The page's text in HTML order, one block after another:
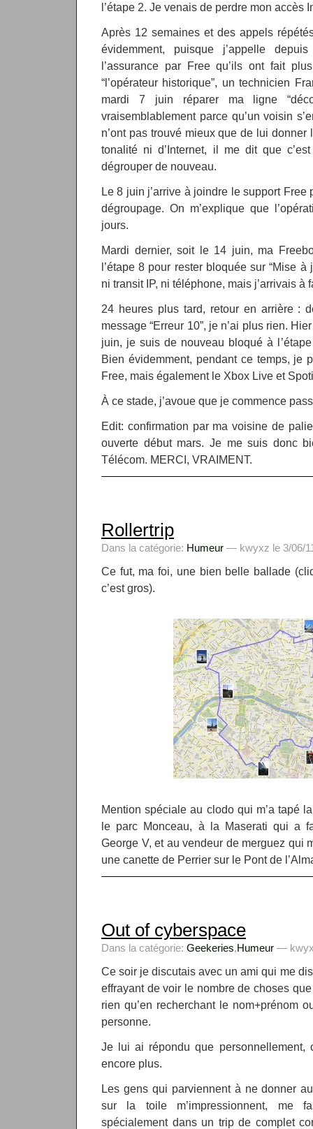
l’étape 2. Je venais de perdre mon accès
Après 12 semaines et des appels
évidemment, puisque j’appelle
l’assurance par Free qu’ils ont fait
“l’opérateur historique”, un technicien
mardi 7 juin réparer ma ligne
vraisemblablement parce qu’un voisin
n’ont pas trouvé mieux que de lui donner
tonalité ni d’Internet, il me dit que
dégrouper de nouveau.
Le 8 juin j’arrive à joindre le support Free
dégroupage. On m’explique que
jours.
Mardi dernier, soit le 14 juin, ma
l’étape 8 pour rester bloquée sur “Mise à
ni transit IP, ni téléphone, mais j’arrivais à
24 heures plus tard, retour en arrière :
message “Erreur 10”, je n’ai plus rien.
juin, je suis de nouveau bloqué à
Bien évidemment, pendant ce temps, je
Free, mais également le Xbox Live et
À ce stade, j’avoue que je commence
Edit: confirmation par ma voisine de
ouverte début mars. Je me suis donc
Télécom. MERCI, VRAIMENT.
Rollertrip
Dans la catégorie: Humeur — kwyxz le 3/06/
Ce fut, ma foi, une bien belle ballade
c’est gros).
Mention spéciale au clodo qui m’a tapé
le parc Monceau, à la Maserati qui a
George V, et au vendeur de merguez qui
une canette de Perrier sur le Pont de
Out of cyberspace
Dans la catégorie: Geekeries,Humeur —
Ce soir je discutais avec un ami qui me
effrayant de voir le nombre de choses
rien qu’en recherchant le nom+prénom
personne.
Je lui ai répondu que personnellement,
encore plus.
Les gens qui parviennent à ne donner
sur la toile m’impressionnent, me
spécialement dans un trip de complet